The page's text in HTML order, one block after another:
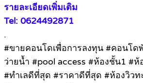
รายละเอียดเพิ่มเติม
Tel: 0624492871
.
#ขายคอนโดเพื่อการลงทุน #คอนโด
ว่ายน้ำ #pool access #ห้องชั้น1 #ห้
#ทำเลดีที่สุด #ราคาดีที่สุด #ห้องวิวท